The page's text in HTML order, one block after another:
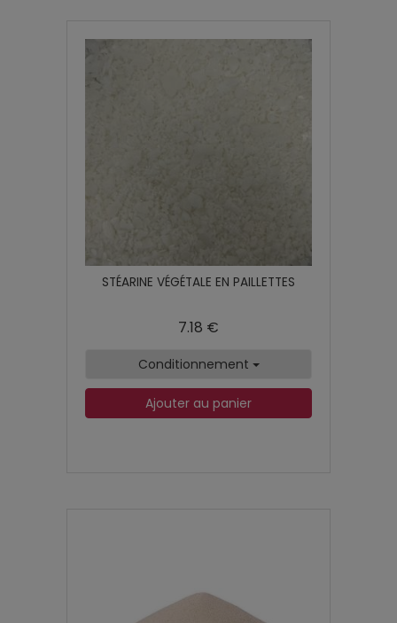
STÉARINE VÉGÉTALE EN PAILLETTES
7.18 €
Conditionnement
Ajouter au panier